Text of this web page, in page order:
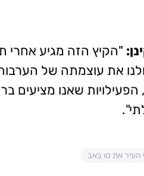
"הקיץ הזה מגיע
את עוצמתה של
שאנו מציעים
העיר את טו באב